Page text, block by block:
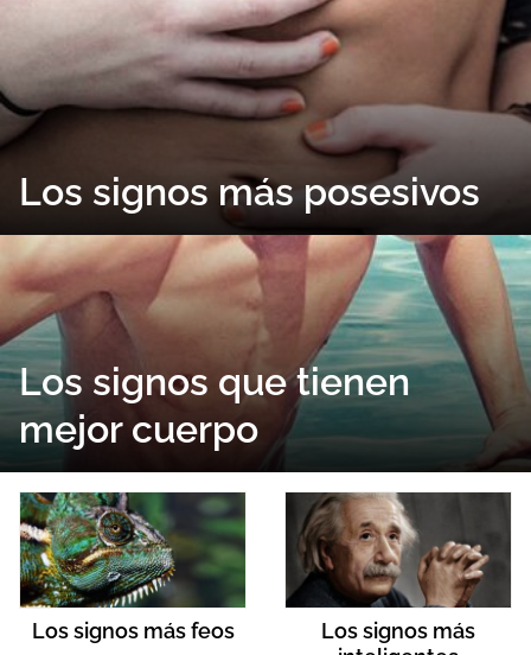
Los signos más posesivos
Los signos que tienen
mejor cuerpo
Los signos más feos
Los signos más